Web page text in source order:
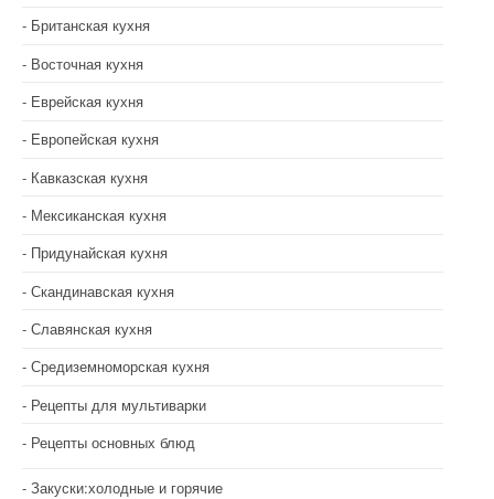
Британская кухня
Восточная кухня
Еврейская кухня
Европейская кухня
Кавказская кухня
Мексиканская кухня
Придунайская кухня
Скандинавская кухня
Славянская кухня
Средиземноморская кухня
Рецепты для мультиварки
Рецепты основных блюд
Закуски:холодные и горячие